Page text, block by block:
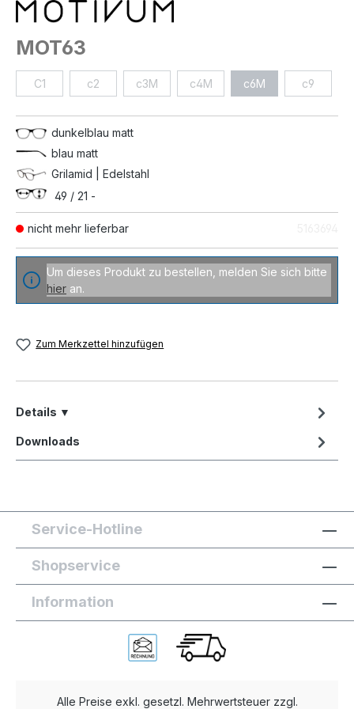
nicht mehr lieferbar
MOT63
C1 c2 c3M c4M c6M c9
dunkelblau matt
blau matt
Grilamid | Edelstahl
49 / 21 -
Um dieses Produkt zu bestellen, melden Sie sich bitte
hier an.
Zum Merkzettel hinzufügen
Details ▼
Downloads
Service-Hotline
Shopservice
Information
Alle Preise exkl. gesetzl. Mehrwertsteuer zzgl.